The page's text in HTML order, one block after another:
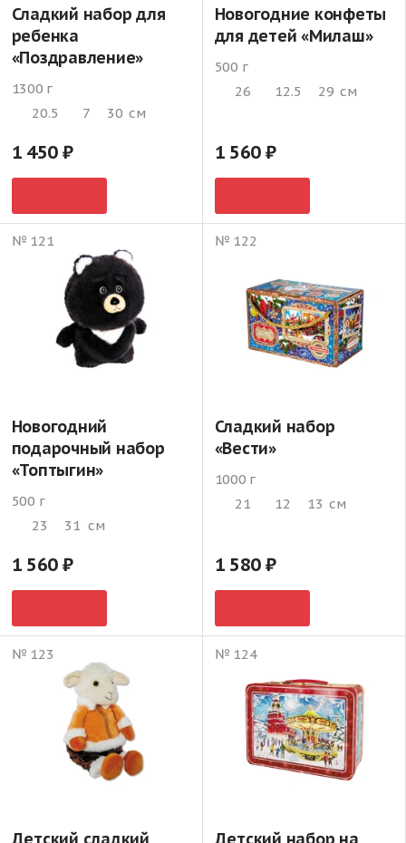
Сладкий набор для
ребенка
«Поздравление»
1300 г
20.5
7 30 см
1 450
Новогодние конфеты
для детей «Милаш»
500 г
26
12.5 29 см
1 560
№ 121
Новогодний
подарочный набор
«Топтыгин»
500 г
23
31 см
1 560
№ 122
Сладкий набор
«Вести»
1000 г
21
12 13 см
1 580
№ 123 № 124